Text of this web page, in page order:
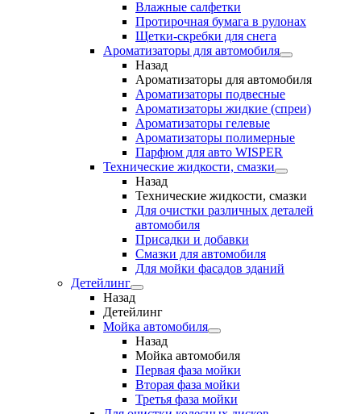
Влажные салфетки
Протирочная бумага в рулонах
Щетки-скребки для снега
Ароматизаторы для автомобиля
Назад
Ароматизаторы для автомобиля
Ароматизаторы подвесные
Ароматизаторы жидкие (спреи)
Ароматизаторы гелевые
Ароматизаторы полимерные
Парфюм для авто WISPER
Технические жидкости, смазки
Назад
Технические жидкости, смазки
Для очистки различных деталей
автомобиля
Присадки и добавки
Смазки для автомобиля
Для мойки фасадов зданий
Детейлинг
Назад
Детейлинг
Мойка автомобиля
Назад
Мойка автомобиля
Первая фаза мойки
Вторая фаза мойки
Третья фаза мойки